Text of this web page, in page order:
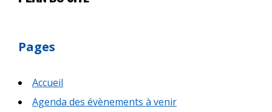
Pages
Accueil
Agenda des évènements à venir